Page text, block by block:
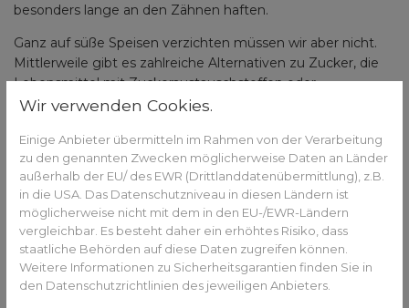
besonders lange an den Zähnen haften.
Ganz auf süße Speisen verzichten müssen wir aber nicht.
Mittlerweile gibt es zahlreiche Alternativen zu Zucker, die
Lebensmittel mit Zuckeraustauschstoffen oder
Zuckerersatzstoffen anbieten. Zumindest hinsichtlich der
empfehlen. Denn Zuckeraustauschstoffe wieSorbit, Xylit
oder Erythritwerden von den Bakterien nicht
verstoffwechselt.
7 Tipps für eine langfristige
Zahngesundheit
Wir verwenden Cookies.
Einige Anbieter übermitteln im Rahmen von der Verarbeitung
zu den genannten Zwecken möglicherweise Daten an Länder
außerhalb der EU/ des EWR (Drittlanddatenübermittlung), z.B.
in die USA. Das Datenschutzniveau in diesen Ländern ist
möglicherweise nicht mit dem in den EU-/EWR-Ländern
vergleichbar. Es besteht daher ein erhöhtes Risiko, dass
staatliche Behörden auf diese Daten zugreifen können.
Weitere Informationen zu Sicherheitsgarantien finden Sie in
den Datenschutzrichtlinien des jeweiligen Anbieters.